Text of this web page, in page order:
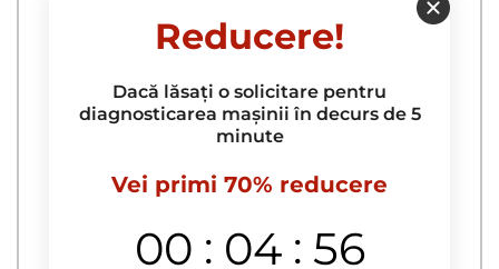
Diagnosticare electrica
Repararea caroseriei
Acoperire auto cu sticla lichida
Acoperire capota cu peliculă
Acoperirea masinii cu rapitorul
Reducere!
Dacă lăsați o solicitare pentru
diagnosticarea mașinii în decurs de 5
minute
Vei primi 70% reducere
00 : 04 : 55